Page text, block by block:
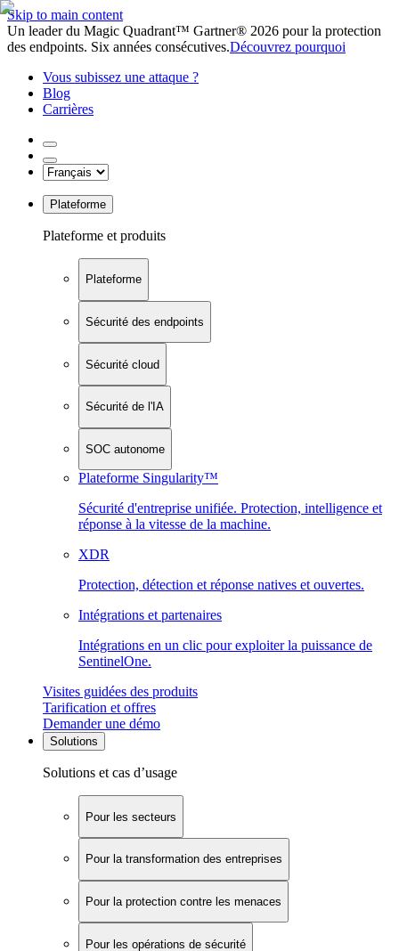
Skip to main content
Un leader du Magic Quadrant™ Gartner® 2026 pour la protection
des endpoints. Six années consécutives.Découvrez pourquoi
Vous subissez une attaque ?
Blog
Carrières
Plateforme
Plateforme et produits
Plateforme
Sécurité des endpoints
Sécurité cloud
Sécurité de l'IA
SOC autonome
Plateforme Singularity™
Sécurité d'entreprise unifiée. Protection, intelligence et
réponse à la vitesse de la machine.
XDR
Protection, détection et réponse natives et ouvertes.
Intégrations et partenaires
Intégrations en un clic pour exploiter la puissance de
SentinelOne.
Visites guidées des produits
Tarification et offres
Demander une démo
Solutions
Solutions et cas d’usage
Pour les secteurs
Pour la transformation des entreprises
Pour la protection contre les menaces
Pour les opérations de sécurité